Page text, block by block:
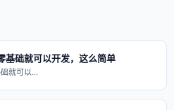
基础就可以开发，这么简单
就可以…